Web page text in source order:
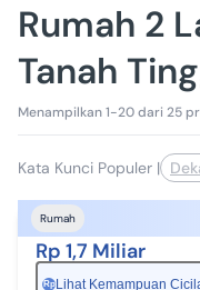
Rumah 2
Tanah
Menampilkan 1-20 dari 25
Kata Kunci Populer |
Rumah
Rp 1,7 Miliar
Rp Lihat Kemampuan